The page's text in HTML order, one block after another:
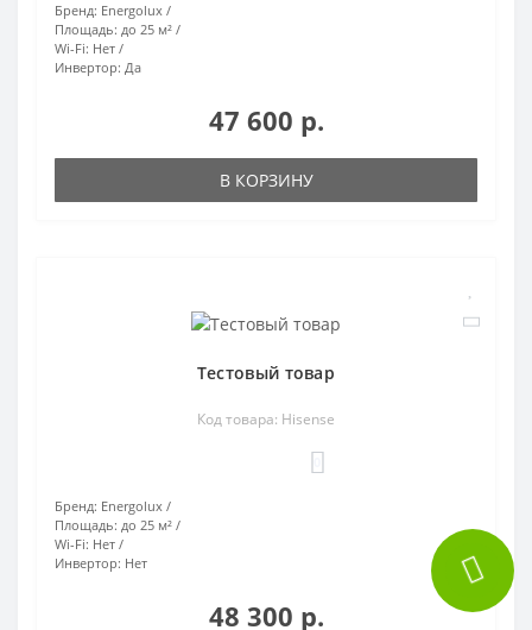
Бренд: Energolux
Площадь: до 25 м²
Wi-Fi: Нет
Инвертор: Да
47 600 р.
В КОРЗИНУ
Тестовый товар
Код товара: Hisense
Бренд: Energolux
Площадь: до 25 м²
Wi-Fi: Нет
Инвертор: Нет
48 300 р.